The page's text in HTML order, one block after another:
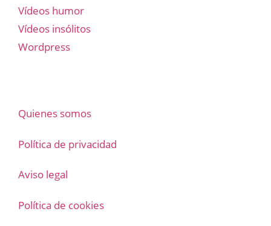
Vídeos humor
Vídeos insólitos
Wordpress
Quienes somos
Política de privacidad
Aviso legal
Política de cookies